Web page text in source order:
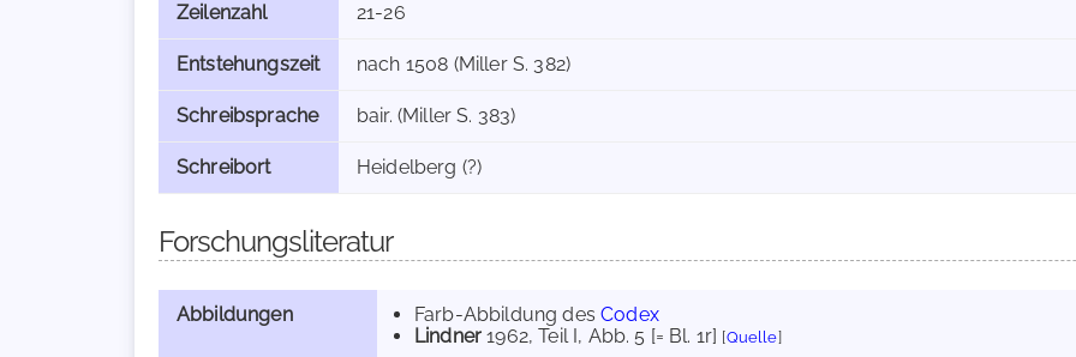
Zeilenzahl 21-26
Entstehungszeit nach 1508 (Miller S. 382)
Schreibsprache bair. (Miller S. 383)
Schreibort Heidelberg (?)
Forschungsliteratur
Abbildungen Farb-Abbildung desCodex
Lindner 1962, Teil I, Abb. 5 [= Bl. 1r] [Quelle]